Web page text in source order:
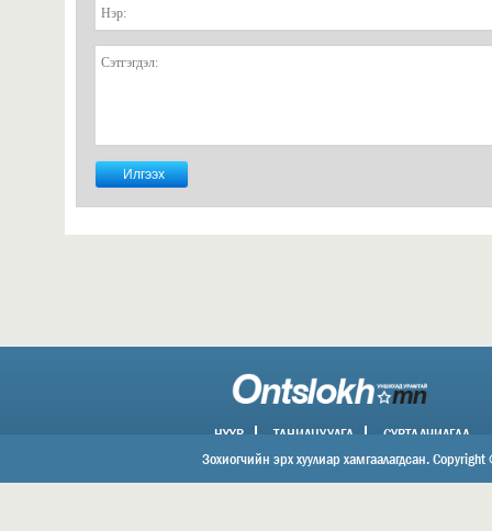
НҮҮР ТАНИЛЦУУЛГА СУРТАЛЧИЛГАА
ХОЛБОО БАРИХ
Зохиогчийн эрх хуулиар хамгаалагдсан.